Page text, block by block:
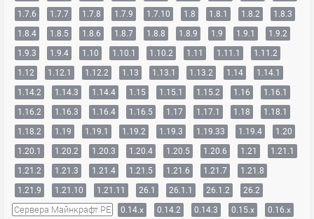
1.7.6
1.7.7 1.7.8 1.7.9 1.7.10 1.8 1.8.1 1.8.2
1.8.3
1.8.4
1.8.5 1.8.6 1.8.7 1.8.8 1.8.9 1.9 1.9.1
1.9.2
1.9.3
1.9.4 1.10 1.10.1 1.10.2 1.11 1.11.1
1.11.2
1.12
1.12.1 1.12.2 1.13 1.13.1 1.13.2 1.14
1.14.1
1.14.2
1.14.3 1.14.4 1.15 1.15.1 1.15.2 1.16
1.16.1
1.16.2
1.16.3 1.16.4 1.16.5 1.17 1.17.1 1.18
1.18.1
1.18.2
1.19 1.19.1 1.19.2 1.19.3 1.19.33 1.19.4
1.20
1.20.1
1.20.2 1.20.3 1.20.4 1.20.5 1.20.6 1.21
1.21.1
1.21.2
1.21.3 1.21.4 1.21.5 1.21.6 1.21.7
1.21.8
1.21.9
1.21.10 1.21.11 26.1 26.1.1 26.1.2 26.2
Сервера Майнкрафт PE 0.14.x 0.14.2 0.14.3 0.15.x
0.16.x